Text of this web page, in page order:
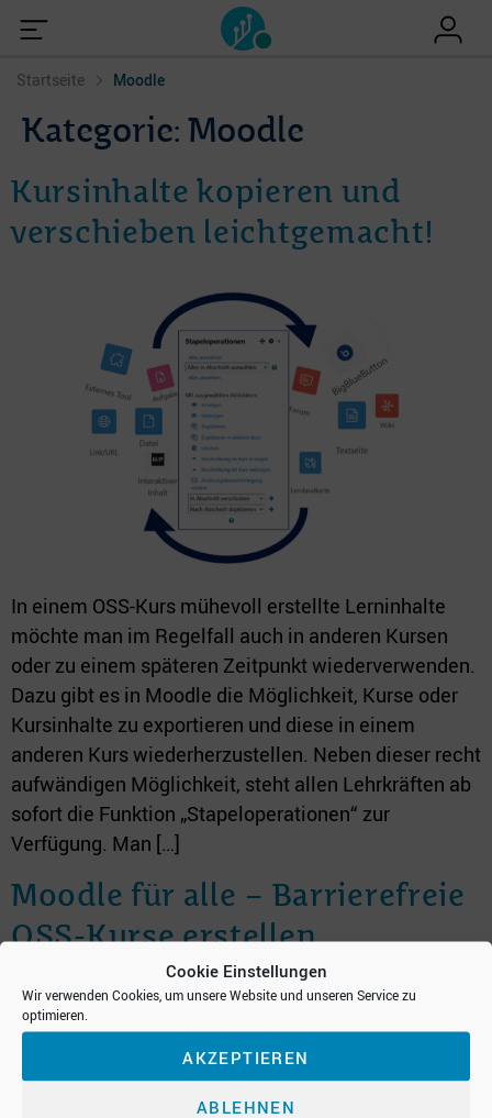
Cookie Einstellungen
Wir verwenden Cookies, um unsere Website und unseren Service zu
optimieren.
AKZEPTIEREN
ABLEHNEN
Startseite Moodle
Kategorie: Moodle
Kursinhalte kopieren und
verschieben leichtgemacht!
In einem OSS-Kurs mühevoll erstellte Lerninhalte
möchte man im Regelfall auch in anderen Kursen
oder zu einem späteren Zeitpunkt wiederverwenden.
Dazu gibt es in Moodle die Möglichkeit, Kurse oder
Kursinhalte zu exportieren und diese in einem
anderen Kurs wiederherzustellen. Neben dieser recht
aufwändigen Möglichkeit, steht allen Lehrkräften ab
sofort die Funktion „Stapeloperationen“ zur
Verfügung. Man […]
Moodle für alle – Barrierefreie
OSS-Kurse erstellen